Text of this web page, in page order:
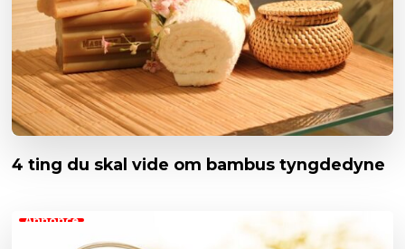
4 ting du skal vide om bambus tyngdedyne
Annonce